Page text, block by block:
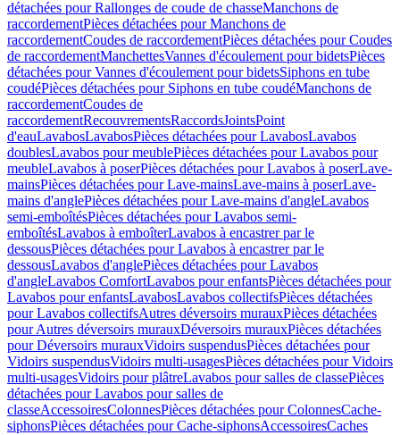
détachées pour Rallonges de coude de chasseManchons de
raccordementPièces détachées pour Manchons de
raccordementCoudes de raccordementPièces détachées pour Coudes
de raccordementManchettesVannes d'écoulement pour bidetsPièces
détachées pour Vannes d'écoulement pour bidetsSiphons en tube
coudéPièces détachées pour Siphons en tube coudéManchons de
raccordementCoudes de
raccordementRecouvrementsRaccordsJointsPoint
d'eauLavabosLavabosPièces détachées pour LavabosLavabos
doublesLavabos pour meublePièces détachées pour Lavabos pour
meubleLavabos à poserPièces détachées pour Lavabos à poserLave-
mainsPièces détachées pour Lave-mainsLave-mains à poserLave-
mains d'anglePièces détachées pour Lave-mains d'angleLavabos
semi-emboîtésPièces détachées pour Lavabos semi-
emboîtésLavabos à emboîterLavabos à encastrer par le
dessousPièces détachées pour Lavabos à encastrer par le
dessousLavabos d'anglePièces détachées pour Lavabos
d'angleLavabos ComfortLavabos pour enfantsPièces détachées pour
Lavabos pour enfantsLavabosLavabos collectifsPièces détachées
pour Lavabos collectifsAutres déversoirs murauxPièces détachées
pour Autres déversoirs murauxDéversoirs murauxPièces détachées
pour Déversoirs murauxVidoirs suspendusPièces détachées pour
Vidoirs suspendusVidoirs multi-usagesPièces détachées pour Vidoirs
multi-usagesVidoirs pour plâtreLavabos pour salles de classePièces
détachées pour Lavabos pour salles de
classeAccessoiresColonnesPièces détachées pour ColonnesCache-
siphonsPièces détachées pour Cache-siphonsAccessoiresCaches